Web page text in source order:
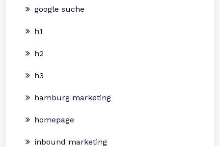
google suche
h1
h2
h3
hamburg marketing
homepage
inbound marketing